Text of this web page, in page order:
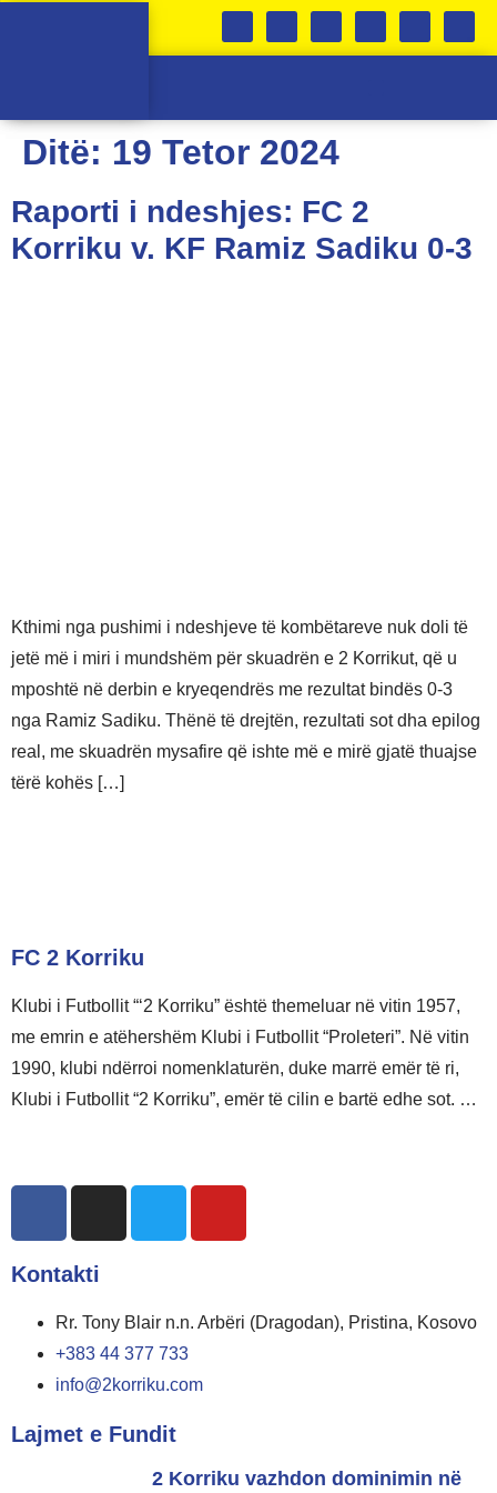
Ditë: 19 Tetor 2024
Raporti i ndeshjes: FC 2
Korriku v. KF Ramiz Sadiku 0-3
Kthimi nga pushimi i ndeshjeve të kombëtareve nuk doli të
jetë më i miri i mundshëm për skuadrën e 2 Korrikut, që u
mposhtë në derbin e kryeqendrës me rezultat bindës 0-3
nga Ramiz Sadiku. Thënë të drejtën, rezultati sot dha epilog
real, me skuadrën mysafire që ishte më e mirë gjatë thuajse
tërë kohës […]
FC 2 Korriku
Klubi i Futbollit “‘2 Korriku” është themeluar në vitin 1957,
me emrin e atëhershëm Klubi i Futbollit “Proleteri”. Në vitin
1990, klubi ndërroi nomenklaturën, duke marrë emër të ri,
Klubi i Futbollit “2 Korriku”, emër të cilin e bartë edhe sot. …
Kontakti
Rr. Tony Blair n.n. Arbëri (Dragodan), Pristina, Kosovo
+383 44 377 733
info@2korriku.com
Lajmet e Fundit
2 Korriku vazhdon dominimin në